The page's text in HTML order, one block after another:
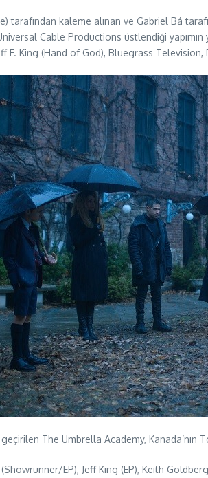
tarafından kaleme alınan ve Gabriel Bá
Universal Cable Productions üstlendiği
F. King (Hand of God), Bluegrass
The Umbrella Academy,
EP), Jeff King (EP), Keith